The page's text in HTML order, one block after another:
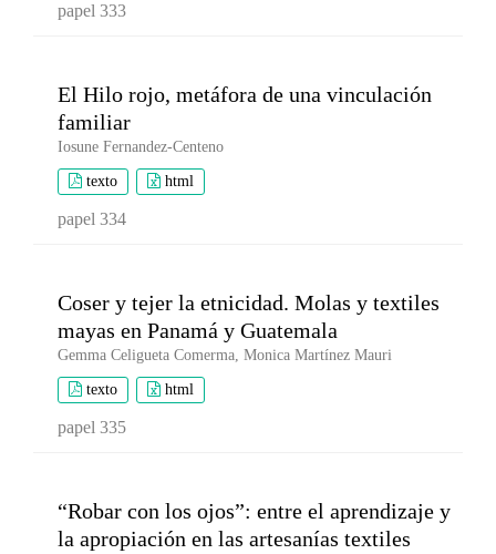
papel 333
El Hilo rojo, metáfora de una vinculación
familiar
Iosune Fernandez-Centeno
texto html
papel 334
Coser y tejer la etnicidad. Molas y textiles
mayas en Panamá y Guatemala
Gemma Celigueta Comerma, Monica Martínez Mauri
texto html
papel 335
“Robar con los ojos”: entre el aprendizaje y
la apropiación en las artesanías textiles